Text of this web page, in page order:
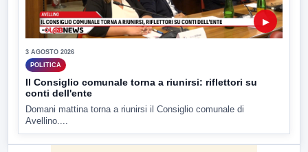
▶
3 AGOSTO 2026
POLITICA
Il Consiglio comunale torna a riunirsi: riflettori su
conti dell'ente
Domani mattina torna a riunirsi il Consiglio comunale di
Avellino....